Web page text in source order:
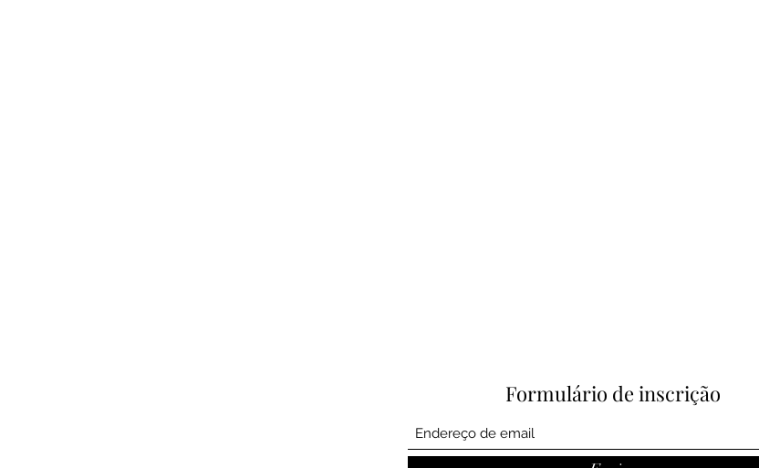
Formulário de inscrição